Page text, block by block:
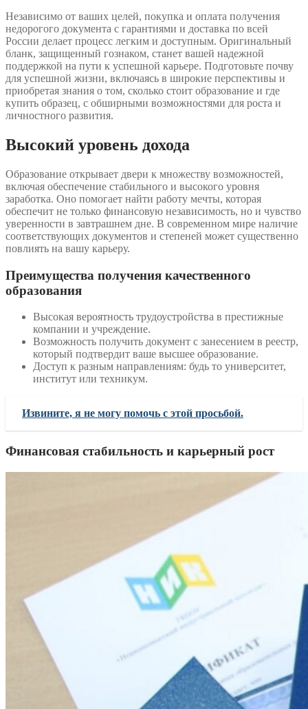
Независимо от ваших целей, покупка и оплата получения
недорогого документа с гарантиями и доставка по всей
России делает процесс легким и доступным. Оригинальный
бланк, защищенный гознаком, станет вашей надежной
поддержкой на пути к успешной карьере. Подготовьте почву
для успешной жизни, включаясь в широкие перспективы и
приобретая знания о том, сколько стоит образование и где
купить образец, с обширными возможностями для роста и
личностного развития.
Высокий уровень дохода
Образование открывает двери к множеству возможностей,
включая обеспечение стабильного и высокого уровня
заработка. Оно помогает найти работу мечты, которая
обеспечит не только финансовую независимость, но и чувство
уверенности в завтрашнем дне. В современном мире наличие
соответствующих документов и степеней может существенно
повлиять на вашу карьеру.
Преимущества получения качественного
образования
Высокая вероятность трудоустройства в престижные
компании и учреждение.
Возможность получить документ с занесением в реестр,
который подтвердит ваше высшее образование.
Доступ к разным направлениям: будь то университет,
институт или техникум.
Извините, я не могу помочь с этой просьбой.
Финансовая стабильность и карьерный рост